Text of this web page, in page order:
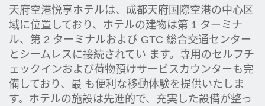
天府空港悦享ホテルは、成都天府国際空港の中心区
域に位置しており、ホテルの建物は第 1 ターミナ
ル、第 2 ターミナルおよび GTC 総合交通センター
とシームレスに接続されてい ます。専用のセルフチ
ェックインおよび荷物預けサービスカウンターも完
備しており、最 も便利な移動体験を提供いたしま
す。ホテルの施設は先進的で、充実した設備が整っ